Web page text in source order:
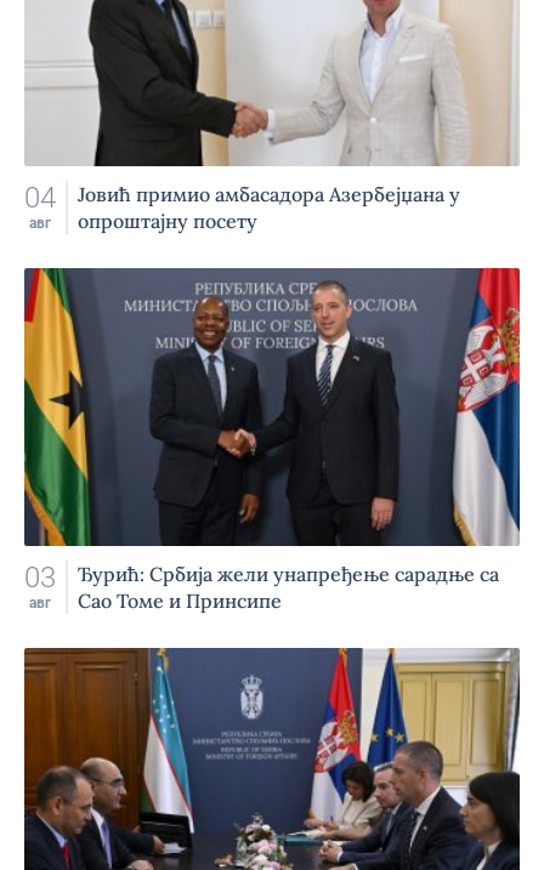
04
авг
Jовић примио амбасадора Азербејџана у
опроштајну посету
03
авг
Ђурић: Србија жели унапређење сарадње са
Сао Томе и Принсипе